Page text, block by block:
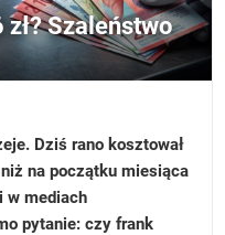
Szaleństwo
Dziś rano kosztował
na początku miesiąca
w mediach
pytanie: czy frank